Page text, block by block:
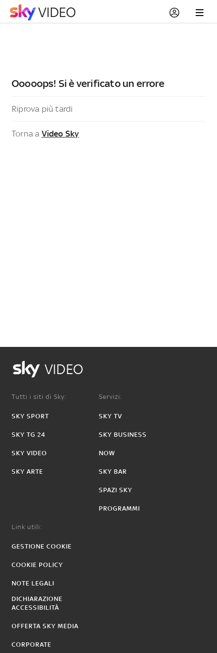
Ooooops! Si è verificato un errore
Riprova più tardi
Torna a Video Sky
VIDEO
Tutti i siti di Sky:
SKY SPORT
SKY TG 24
SKY VIDEO
SKY ARTE
Servizi:
SKY TV
SKY BUSINESS
NOW
SKY BAR
SPAZI SKY
PROGRAMMI
Link utili:
GESTIONE COOKIE
COOKIE POLICY
NOTE LEGALI
DICHIARAZIONE
ACCESSIBILITÀ
OFFERTA SKY MEDIA
CORPORATE